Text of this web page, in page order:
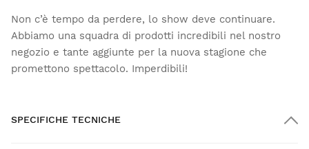
Non c’è tempo da perdere, lo show deve continuare.
Abbiamo una squadra di prodotti incredibili nel nostro
negozio e tante aggiunte per la nuova stagione che
promettono spettacolo. Imperdibili!
SPECIFICHE TECNICHE